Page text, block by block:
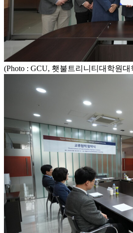
(Photo : GCU, 횃불트리니티대학원